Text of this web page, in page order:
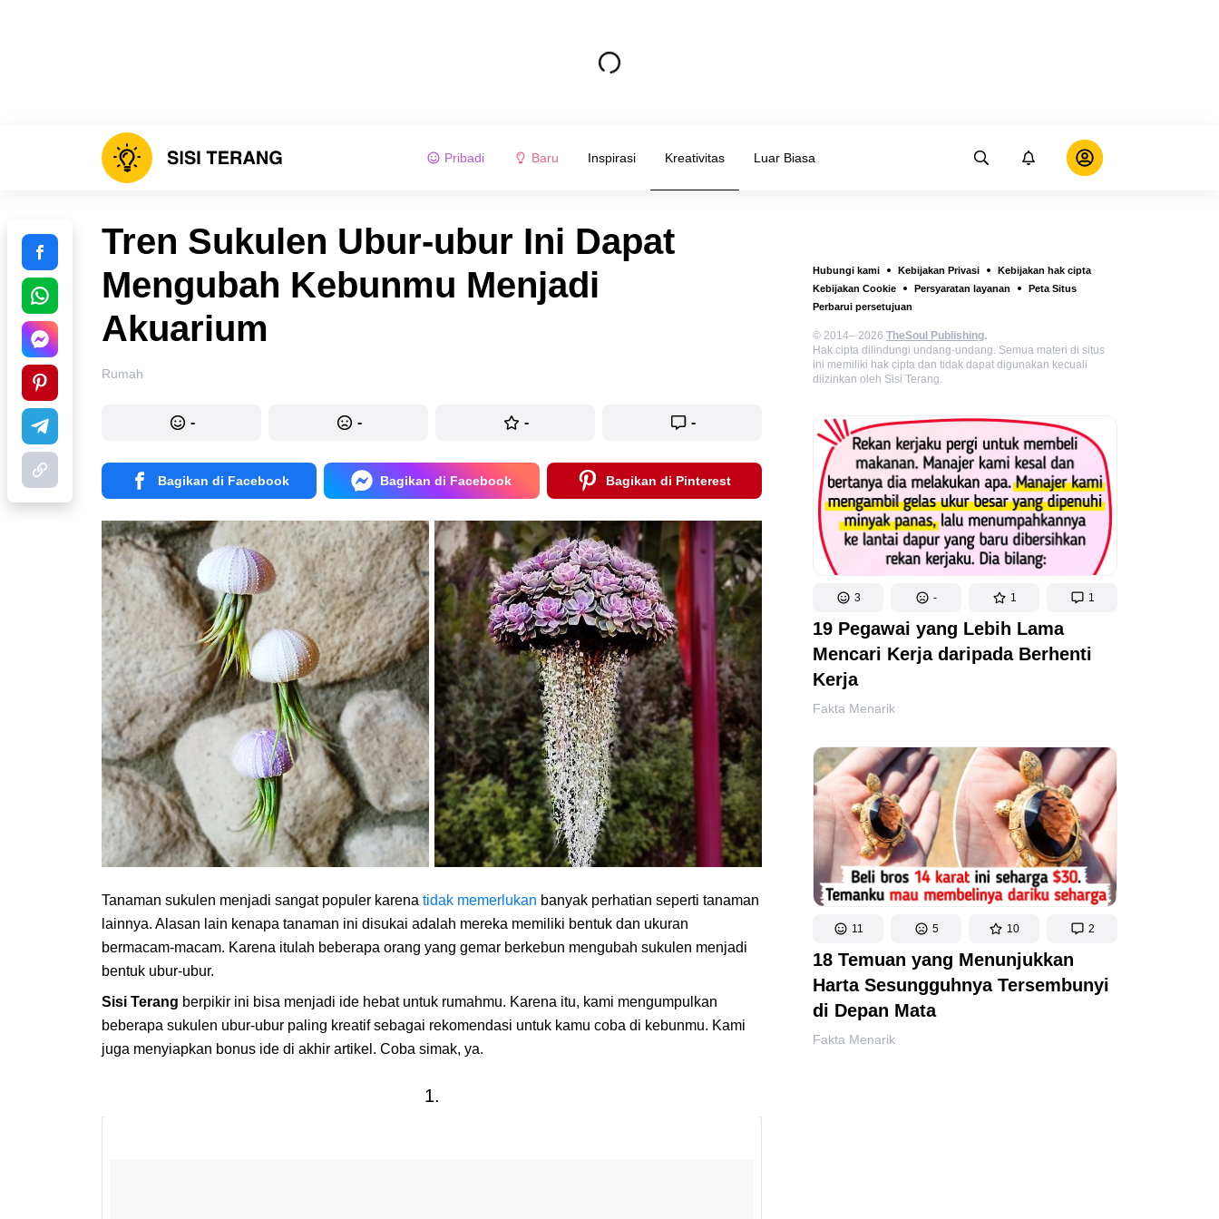
Pribadi Baru Inspirasi Kreativitas Luar Biasa
Hubungi kami Kebijakan Privasi
Kebijakan hak cipta
Kebijakan Cookie
Persyaratan layanan
Peta Situs
Perbarui persetujuan
© 2014– 2026 TheSoul Publishing.
Hak cipta dilindungi undang-undang. Semua materi di situs
ini memiliki hak cipta dan tidak dapat digunakan kecuali
diizinkan oleh Sisi Terang.
3 - 1 1
19 Pegawai yang Lebih Lama
Mencari Kerja daripada Berhenti
Kerja
Fakta Menarik
11 5 10 2
18 Temuan yang Menunjukkan
Harta Sesungguhnya Tersembunyi
di Depan Mata
Fakta Menarik
Tren Sukulen Ubur-ubur Ini Dapat
Mengubah Kebunmu Menjadi
Akuarium
Rumah
- - - -
Bagikan di Facebook Bagikan di Facebook Bagikan di Pinterest
Tanaman sukulen menjadi sangat populer karena tidak memerlukan banyak perhatian seperti tanaman
lainnya. Alasan lain kenapa tanaman ini disukai adalah mereka memiliki bentuk dan ukuran
bermacam-macam. Karena itulah beberapa orang yang gemar berkebun mengubah sukulen menjadi
bentuk ubur-ubur.
Sisi Terang berpikir ini bisa menjadi ide hebat untuk rumahmu. Karena itu, kami mengumpulkan
beberapa sukulen ubur-ubur paling kreatif sebagai rekomendasi untuk kamu coba di kebunmu. Kami
juga menyiapkan bonus ide di akhir artikel. Coba simak, ya.
1.